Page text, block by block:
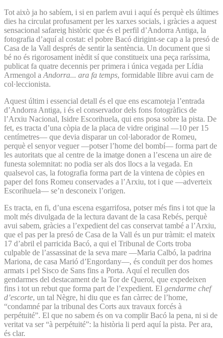
Tot això ja ho sabíem, i si en parlem avui i aquí és perquè els últimes
dies ha circulat profusament per les xarxes socials, i gràcies a aquest
sensacional safareig històric que és el perfil d’Andorra Antiga, la
fotografia d’aquí al costat: el pobre Bacó dirigint-se cap a la presó de
Casa de la Vall després de sentir la sentència. Un document que si
bé no és rigorosament inèdit sí que constitueix una peça raríssima,
publicat fa quatre decennis per primera i única vegada per Lídia
Armengol a Andorra... ara fa temps, formidable llibre avui carn de
col·leccionista.
Aquest últim i essencial detall és el que ens escamoteja l’entrada
d’Andorra Antiga, i és el conservador dels fons fotogràfics de
l’Arxiu Nacional, Isidre Escorihuela, qui ens posa sobre la pista. De
fet, es tracta d’una còpia de la placa de vidre original —10 per 15
centímetres— que devia disparar un col·laborador de Romeu,
perquè el senyor veguer —potser l’home del bombí— forma part de
les autoritats que al centre de la imatge donen a l’escena un aire de
funesta solemnitat: no podia ser als dos llocs a la vegada. En
qualsevol cas, la fotografia forma part de la vintena de còpies en
paper del fons Romeu conservades a l’Arxiu, tot i que —adverteix
Escorihuela— se’n desconeix l’origen.
Es tracta, en fi, d’una escena esgarrifosa, potser més fins i tot que la
molt més divulgada de la lectura davant de la casa Rebés, perquè
avui sabem, gràcies a l’expedient del cas conservat també a l’Arxiu,
que el pas per la presó de Casa de la Vall és un pur tràmit: el mateix
17 d’abril el parricida Bacó, a qui el Tribunal de Corts troba
culpable de l’assassinat de la seva mare —Maria Calbó, la padrina
Mariona, de casa Marió d’Engordany—, és conduït per dos homes
armats i pel Sisco de Sans fins a Porta. Aquí el recullen dos
gendarmes del destacament de la Tor de Querol, que expedeixen
fins i tot un rebut que forma part de l’expedient. El gendarme chef
d’escorte, un tal Nègre, hi diu que es fan càrrec de l’home,
“condamné par la tribunal des Corts aux travaux forcés à
perpétuité”. El que no sabem és on va complir Bacó la pena, ni si de
veritat va ser “à perpétuité”: la història li perd aquí la pista. Per ara,
és clar.